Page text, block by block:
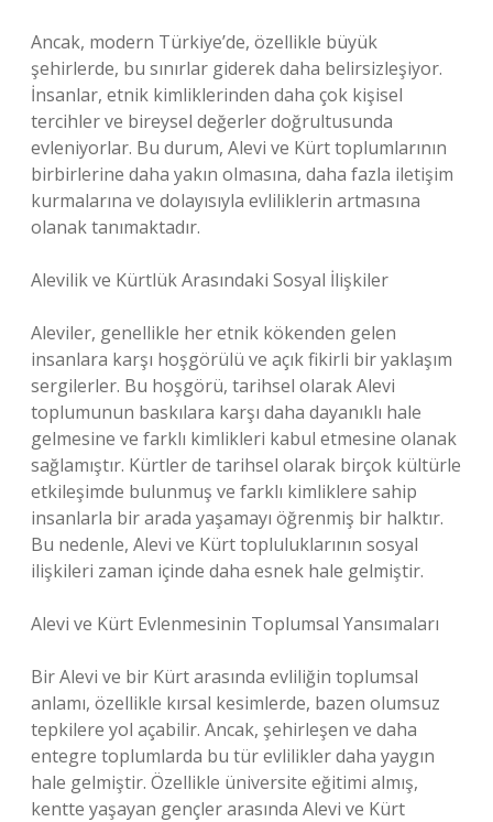
Ancak, modern Türkiye’de, özellikle büyük
şehirlerde, bu sınırlar giderek daha belirsizleşiyor.
İnsanlar, etnik kimliklerinden daha çok kişisel
tercihler ve bireysel değerler doğrultusunda
evleniyorlar. Bu durum, Alevi ve Kürt toplumlarının
birbirlerine daha yakın olmasına, daha fazla iletişim
kurmalarına ve dolayısıyla evliliklerin artmasına
olanak tanımaktadır.
Alevilik ve Kürtlük Arasındaki Sosyal İlişkiler
Aleviler, genellikle her etnik kökenden gelen
insanlara karşı hoşgörülü ve açık fikirli bir yaklaşım
sergilerler. Bu hoşgörü, tarihsel olarak Alevi
toplumunun baskılara karşı daha dayanıklı hale
gelmesine ve farklı kimlikleri kabul etmesine olanak
sağlamıştır. Kürtler de tarihsel olarak birçok kültürle
etkileşimde bulunmuş ve farklı kimliklere sahip
insanlarla bir arada yaşamayı öğrenmiş bir halktır.
Bu nedenle, Alevi ve Kürt topluluklarının sosyal
ilişkileri zaman içinde daha esnek hale gelmiştir.
Alevi ve Kürt Evlenmesinin Toplumsal Yansımaları
Bir Alevi ve bir Kürt arasında evliliğin toplumsal
anlamı, özellikle kırsal kesimlerde, bazen olumsuz
tepkilere yol açabilir. Ancak, şehirleşen ve daha
entegre toplumlarda bu tür evlilikler daha yaygın
hale gelmiştir. Özellikle üniversite eğitimi almış,
kentte yaşayan gençler arasında Alevi ve Kürt